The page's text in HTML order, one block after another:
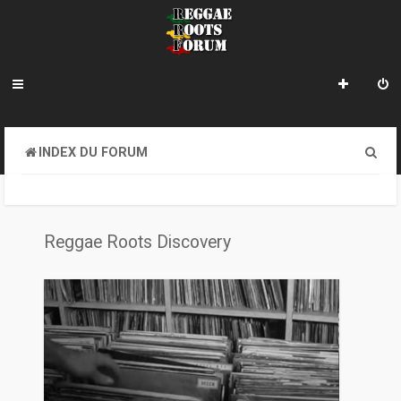
INDEX DU FORUM
Reggae Roots Discovery